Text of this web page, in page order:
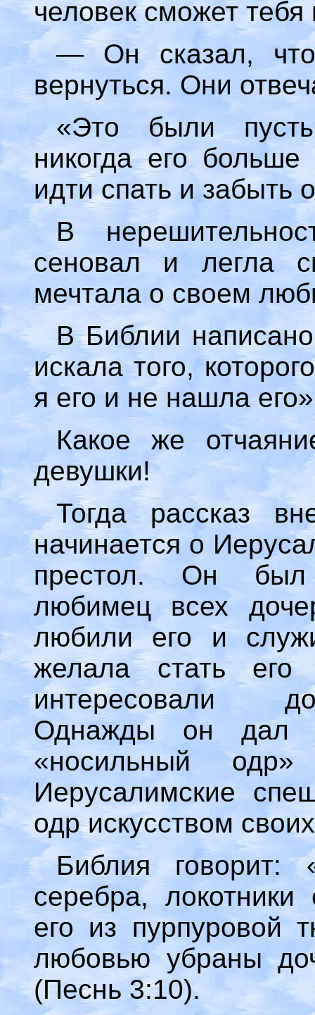
человек сможет
— Он сказал,
вернуться. Они
«Это были
никогда его
идти спать и забыть
В
сеновал и легла
мечтала о своем
В Библии
искала того,
я его и не нашла
Какое же
девушки!
Тогда рассказ
начинается о
престол. Он был
любимец всех
любили его и
желала стать
интересовали
Однажды он дал
«носильный
Иерусалимские
одр искусством
Библия говорит:
серебра,
его из пурпуровой
любовью убраны
(Песнь 3:10).